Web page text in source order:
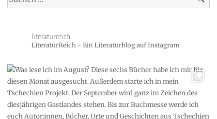
nach:
literaturreich
LiteraturReich - Ein Literaturblog auf Instagram